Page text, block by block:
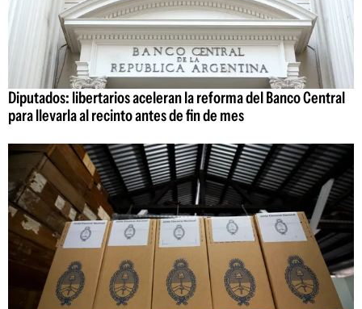
Diputados: libertarios aceleran la reforma del Banco Central
para llevarla al recinto antes de fin de mes